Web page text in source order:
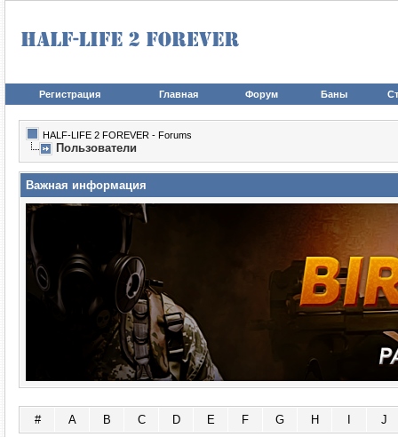
Регистрация Главная Форум Баны
HALF-LIFE 2 FOREVER - Forums
Пользователи
Важная информация
# A B C D E F G H J